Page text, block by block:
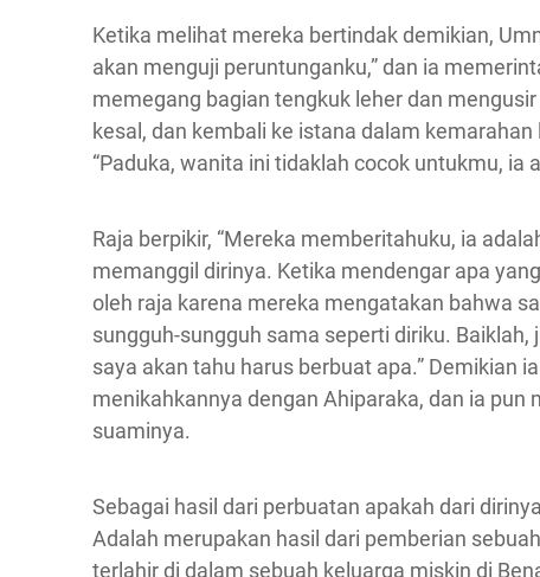
Ketika melihat mereka bertindak demikian,
akan menguji peruntunganku,” dan ia
memegang bagian tengkuk leher dan
kesal, dan kembali ke istana dalam
“Paduka, wanita ini tidaklah cocok untukmu, ia
Raja berpikir, “Mereka memberitahuku, ia
memanggil dirinya. Ketika mendengar apa
oleh raja karena mereka mengatakan bahwa
sungguh-sungguh sama seperti diriku.
saya akan tahu harus berbuat apa.” Demikian
menikahkannya dengan Ahiparaka, dan ia
suaminya.
Sebagai hasil dari perbuatan apakah dari
Adalah merupakan hasil dari pemberian
terlahir di dalam sebuah keluarga miskin di